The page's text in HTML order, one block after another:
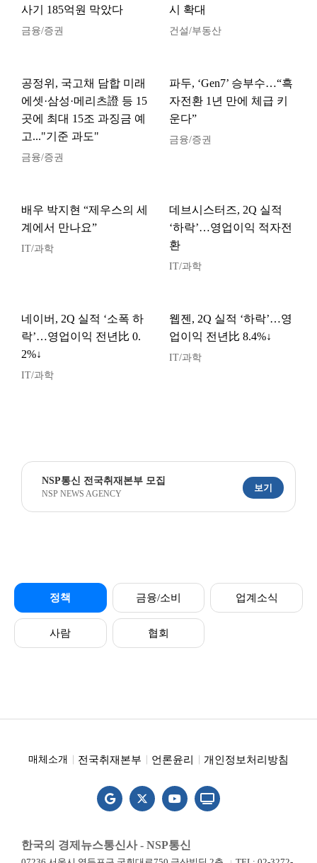
사기 185억원 막았다
금융/증권
시 확대
건설/부동산
공정위, 국고채 담합 미래
에셋·삼성·메리츠證 등 15
곳에 최대 15조 과징금 예
고..."기준 과도"
금융/증권
파두, ‘Gen7’ 승부수…“흑
자전환 1년 만에 체급 키
운다”
금융/증권
배우 박지현 “제우스의 세
계에서 만나요”
IT/과학
데브시스터즈, 2Q 실적
‘하락’…영업이익 적자전
환
IT/과학
네이버, 2Q 실적 ‘소폭 하
락’…영업이익 전년比 0.
2%↓
IT/과학
웹젠, 2Q 실적 ‘하락’…영
업이익 전년比 8.4%↓
IT/과학
NSP통신 전국취재본부 모집
NSP NEWS AGENCY
보기
정책 금융/소비 업계소식
사람 협회
매체소개 전국취재본부 언론윤리 개인정보처리방침
한국의 경제뉴스통신사 - NSP통신